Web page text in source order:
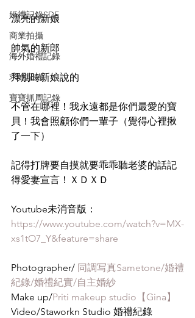
婚禮記錄SDE
商業拍攝
海外婚禮記錄
求婚記錄
寶寶抓周記錄
漂亮的新娘
帥氣的新郎
拜別時新娘說的
不管在哪裡！我永遠都是你們最愛的寶
貝！我會照顧你們一輩子（覺得心裡揪
了一下）
記得打牌要自摸就要乖乖聽老婆的話記
得愛妻宣言！ＸＤＸＤ
Youtube未消音版：
https://www.youtube.com/watch?v=MX-
xs1tO7_Y&feature=share
Photographer/ 同調写真Sametone/婚禮
紀錄/婚禮紀實/自主婚紗
Make up/Priti makeup studio【Gina】
Video/Staworkn Studio 婚禮紀錄